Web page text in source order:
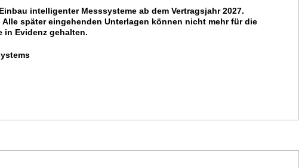
intelligenter Messsysteme ab dem Vertragsjahr 2027.
später eingehenden Unterlagen können nicht mehr für die
in Evidenz gehalten.